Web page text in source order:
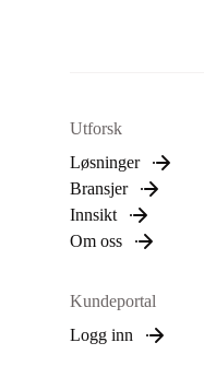
Utforsk
Løsninger
Bransjer
Innsikt
Om oss
Kundeportal
Logg inn